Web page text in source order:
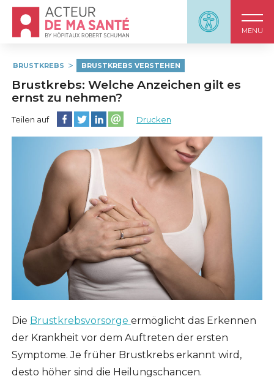
Panneau
MENU
Accueil - Acteur de ma santé, by HôpitauxRobert
BRUSTKREBS BRUSTKREBS VERSTEHEN
Brustkrebs: Welche Anzeichen gilt es
ernst zu nehmen?
Teilen auf Diese Seite auf Facebook teilen
Diese Seite auf Twitter teilen
Diese Seite auf LinkedIn teilen
Partager cette page sur email
Drucken
Die Brustkrebsvorsorge ermöglicht das Erkennen
der Krankheit vor dem Auftreten der ersten
Symptome. Je früher Brustkrebs erkannt wird,
desto höher sind die Heilungschancen.